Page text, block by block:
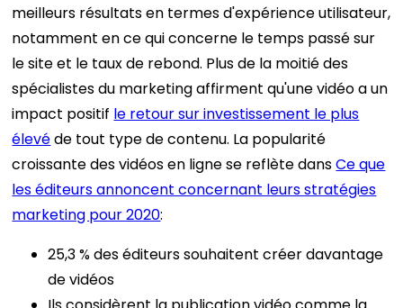
meilleurs résultats en termes d'expérience utilisateur,
notamment en ce qui concerne le temps passé sur
le site et le taux de rebond. Plus de la moitié des
spécialistes du marketing affirment qu'une vidéo a un
impact positif le retour sur investissement le plus
élevéde tout type de contenu. La popularité
croissante des vidéos en ligne se reflète dansCe que
les éditeurs annoncent concernant leurs stratégies
marketing pour 2020:
25,3 % des éditeurs souhaitent créer davantage
de vidéos